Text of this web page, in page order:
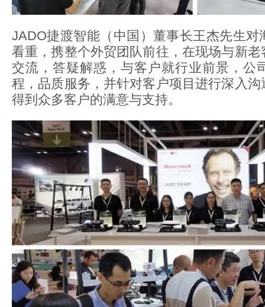
JADO捷渡智能（中国）董事长王杰先生对
看重，携整个外贸团队前往，在现场与新
交流，答疑解惑，与客户就行业前景，公
程，品质服务，并针对客户项目进行深入
得到众多客户的满意与支持。